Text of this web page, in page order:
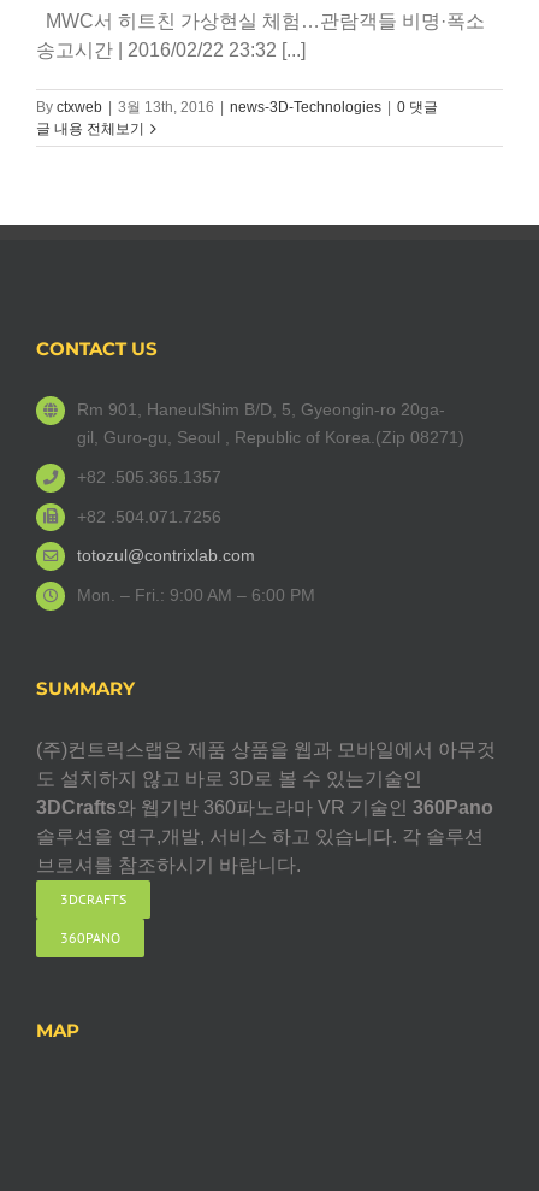
MWC서 히트친 가상현실 체험…관람객들 비명·폭소
송고시간 | 2016/02/22 23:32 [...]
By ctxweb 3월 13th, 2016 news-3D-Technologies
0 댓글
글 내용 전체보기
CONTACT US
Rm 901, HaneulShim B/D, 5, Gyeongin-ro 20ga-
gil, Guro-gu, Seoul , Republic of Korea.(Zip 08271)
+82 .505.365.1357
+82 .504.071.7256
totozul@contrixlab.com
Mon. – Fri.: 9:00 AM – 6:00 PM
SUMMARY
(주)컨트릭스랩은 제품 상품을 웹과 모바일에서 아무것
도 설치하지 않고 바로 3D로 볼 수 있는기술인
3DCrafts와 웹기반 360파노라마 VR 기술인 360Pano
솔루션을 연구,개발, 서비스 하고 있습니다. 각 솔루션
브로셔를 참조하시기 바랍니다.
3DCRAFTS
360PANO
MAP